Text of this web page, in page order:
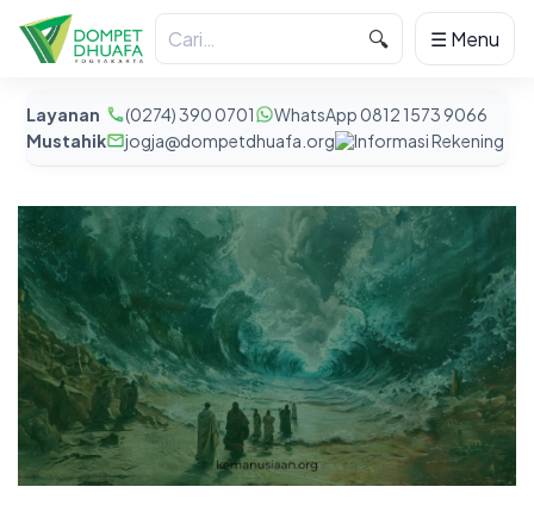
Layanan
Mustahik
(0274) 390 0701
WhatsApp 0812 1573 9066
jogja@dompetdhuafa.org
Informasi Rekening
🔍 ☰ Menu